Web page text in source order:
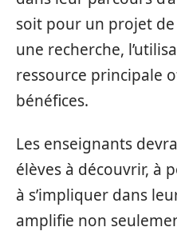
soit pour un projet
une recherche,
ressource principale
bénéfices.
Les enseignants
élèves à découvrir, à
à s’impliquer dans
amplifie non